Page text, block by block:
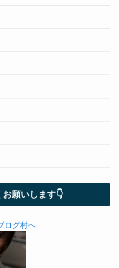
願いします👇